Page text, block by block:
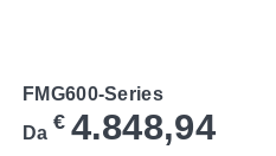
FMG600-Series
Da € 4.848,94